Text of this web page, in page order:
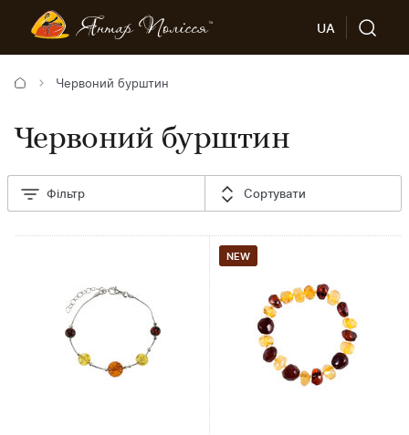
UA
Червоний бурштин
Червоний бурштин
Фільтр Сортувати
NEW